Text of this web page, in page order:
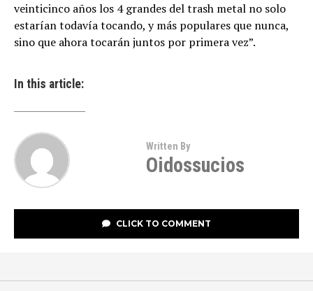
veinticinco años los 4 grandes del trash metal no solo
estarían todavía tocando, y más populares que nunca,
sino que ahora tocarán juntos por primera vez”.
In this article:
Written By
Oidossucios
CLICK TO COMMENT